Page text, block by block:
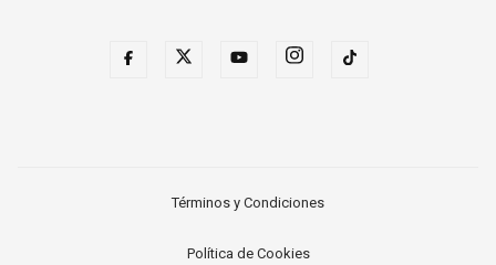
Términos y Condiciones
Política de Cookies